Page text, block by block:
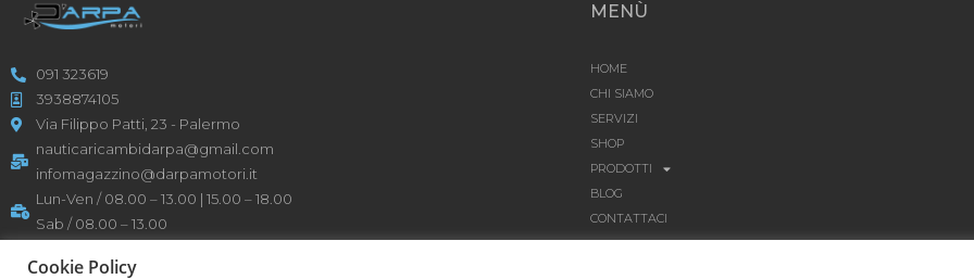
091 323619
3938874105
Via Filippo Patti, 23 - Palermo
nauticaricambidarpa@gmail.com
infomagazzino@darpamotori.it
Lun-Ven / 08.00 – 13.00 | 15.00 – 18.00
Sab / 08.00 – 13.00
MENÙ
HOME
CHI SIAMO
SERVIZI
SHOP
PRODOTTI
BLOG
CONTATTACI
Cookie Policy